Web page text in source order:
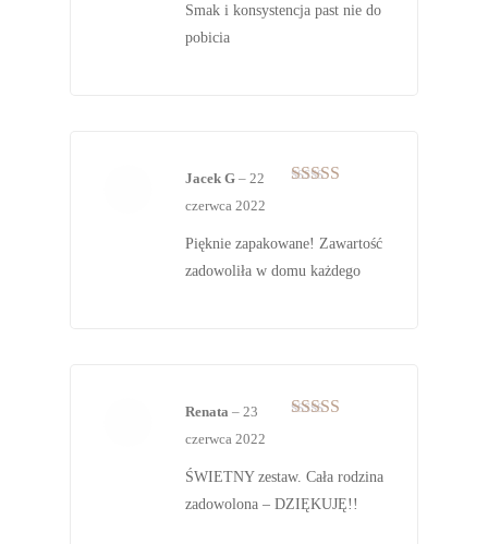
Smak i konsystencja past nie do
pobicia
Jacek G – 22
czerwca 2022
Pięknie zapakowane! Zawartość
zadowoliła w domu każdego
Renata – 23
czerwca 2022
ŚWIETNY zestaw. Cała rodzina
zadowolona – DZIĘKUJĘ!!